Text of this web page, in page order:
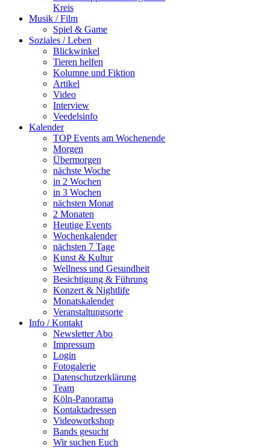
Kreis
Musik / Film
Spiel & Game
Soziales / Leben
Blickwinkel
Tieren helfen
Kolumne und Fiktion
Artikel
Video
Interview
Veedelsinfo
Kalender
TOP Events am Wochenende
Morgen
Übermorgen
nächste Woche
in 2 Wochen
in 3 Wochen
nächsten Monat
2 Monaten
Heutige Events
Wochenkalender
nächsten 7 Tage
Kunst & Kultur
Wellness und Gesundheit
Besichtigung & Führung
Konzert & Nightlife
Monatskalender
Veranstaltungsorte
Info / Kontakt
Newsletter Abo
Impressum
Login
Fotogalerie
Datenschutzerklärung
Team
Köln-Panorama
Kontaktadressen
Videoworkshop
Bands gesucht
Wir suchen Euch